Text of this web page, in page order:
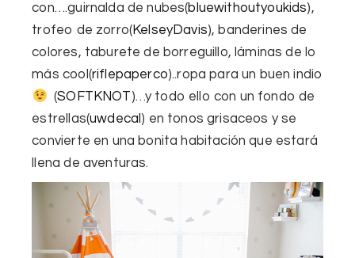
con….guirnalda de nubes(bluewithoutyoukids),
trofeo de zorro(KelseyDavis), banderines de
colores, taburete de borreguillo, láminas de lo
más cool(riflepaperco)..ropa para un buen indio
(SOFTKNOT)…y todo ello con un fondo de
estrellas(uwdecal ) en tonos grisaceos y se
convierte en una bonita habitación que estará
llena de aventuras.